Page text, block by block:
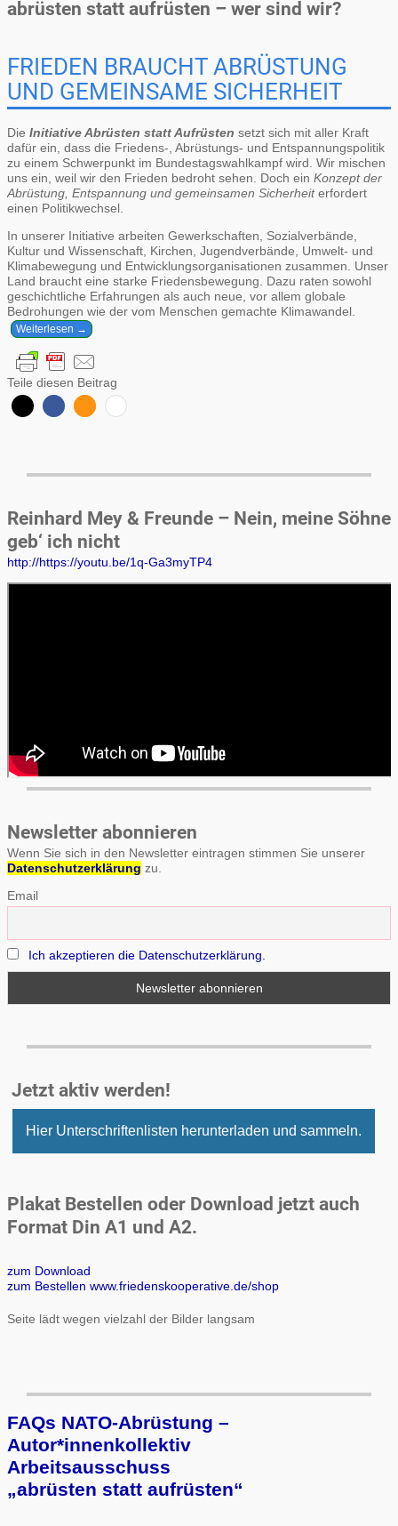
abrüsten statt aufrüsten – wer sind wir?
FRIEDEN BRAUCHT ABRÜSTUNG
UND GEMEINSAME SICHERHEIT
Die Initiative Abrüsten statt Aufrüsten setzt sich mit aller Kraft
dafür ein, dass die Friedens-, Abrüstungs- und Entspannungspolitik
zu einem Schwerpunkt im Bundestagswahlkampf wird. Wir mischen
uns ein, weil wir den Frieden bedroht sehen. Doch ein Konzept der
Abrüstung, Entspannung und gemeinsamen Sicherheiterfordert
einen Politikwechsel.
In unserer Initiative arbeiten Gewerkschaften, Sozialverbände,
Kultur und Wissenschaft, Kirchen, Jugendverbände, Umwelt- und
Klimabewegung und Entwicklungsorganisationen zusammen. Unser
Land braucht eine starke Friedensbewegung. Dazu raten sowohl
geschichtliche Erfahrungen als auch neue, vor allem globale
Bedrohungen wie der vom Menschen gemachte Klimawandel.
Weiterlesen →
Teile diesen Beitrag
Reinhard Mey & Freunde – Nein, meine Söhne
geb‘ ich nicht
http://https://youtu.be/1q-Ga3myTP4
Newsletter abonnieren
Wenn Sie sich in den Newsletter eintragen stimmen Sie unserer
Datenschutzerklärung zu.
Email
Ich akzeptieren die Datenschutzerklärung.
Jetzt aktiv werden!
Hier Unterschriftenlisten herunterladen und sammeln.
Plakat Bestellen oder Download jetzt auch
Format Din A1 und A2.
zum Download
zum Bestellen www.friedenskooperative.de/shop
Seite lädt wegen vielzahl der Bilder langsam
FAQs NATO-Abrüstung –
Autor*innenkollektiv
Arbeits­aus­schuss
„ab­rüs­ten statt auf­rüs­ten“